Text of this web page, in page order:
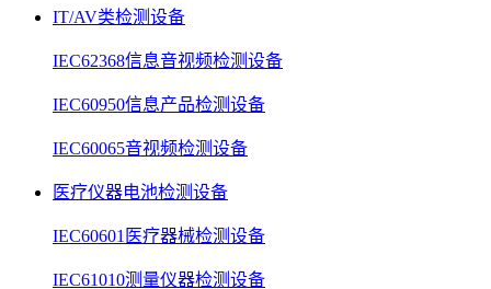
IT/AV类检测设备
IEC62368信息音视频检测设备
IEC60950信息产品检测设备
IEC60065音视频检测设备
医疗仪器电池检测设备
IEC60601医疗器械检测设备
IEC61010测量仪器检测设备